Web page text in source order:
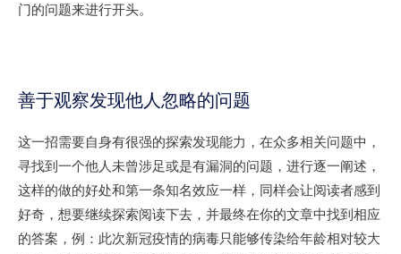
门的问题来进行开头。
善于观察发现他人忽略的问题
这一招需要自身有很强的探索发现能力，在众多相关问题中，
寻找到一个他人未曾涉足或是有漏洞的问题，进行逐一阐述，
这样的做的好处和第一条知名效应一样，同样会让阅读者感到
好奇，想要继续探索阅读下去，并最终在你的文章中找到相应
的答案，例：此次新冠疫情的病毒只能够传染给年龄相对较大